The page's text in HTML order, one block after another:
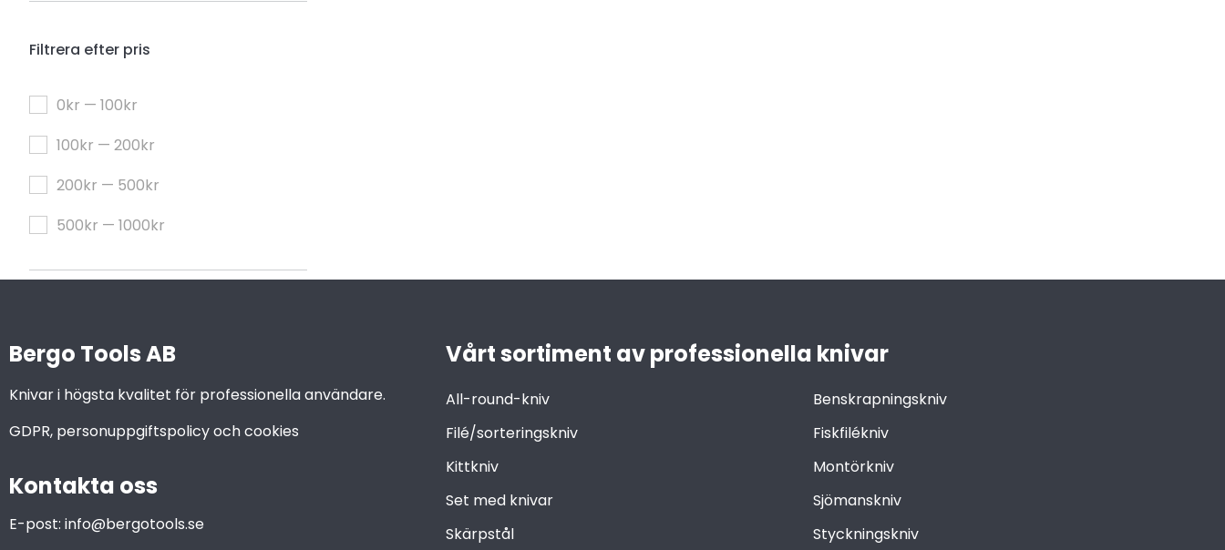
Filtrera efter pris
0kr — 100kr
100kr — 200kr
200kr — 500kr
500kr — 1000kr
Bergo Tools AB
Knivar i högsta kvalitet för professionella användare.
GDPR, personuppgiftspolicy och cookies
Kontakta oss
E-post: info@bergotools.se
Vårt sortiment av professionella knivar
All-round-kniv
Benskrapningskniv
Filé/sorteringskniv
Fiskfilékniv
Kittkniv
Montörkniv
Set med knivar
Sjömanskniv
Skärpstål
Styckningskniv